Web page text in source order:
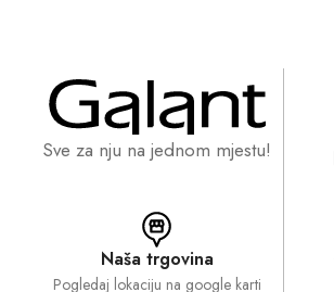
Sve za nju na jednom mjestu!
Naša trgovina
Pogledaj lokaciju na google karti